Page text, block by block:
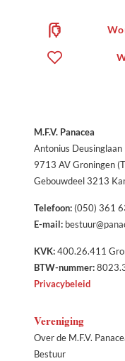
M.F.V. Panacea
Antonius Deusinglaan
9713 AV Groningen
Gebouwdeel 3213
Telefoon:(050) 361
E-mail:
KVK:400.26.411
BTW-nummer:
Privacybeleid
Vereniging
Over de M.F.V.
Bestuur